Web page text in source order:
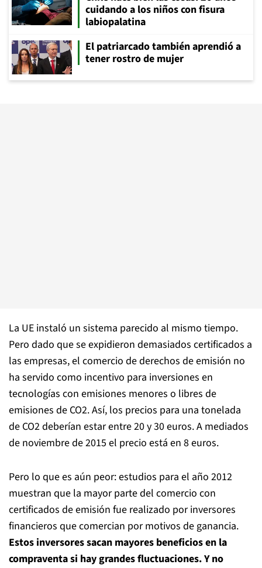
cuidando a los niños con fisura
labiopalatina
El patriarcado también aprendió a
tener rostro de mujer
La UE instaló un sistema parecido al mismo tiempo.
Pero dado que se expidieron demasiados certificados a
las empresas, el comercio de derechos de emisión no
ha servido como incentivo para inversiones en
tecnologías con emisiones menores o libres de
emisiones de CO2. Así, los precios para una tonelada
de CO2 deberían estar entre 20 y 30 euros. A mediados
de noviembre de 2015 el precio está en 8 euros.
Pero lo que es aún peor: estudios para el año 2012
muestran que la mayor parte del comercio con
certificados de emisión fue realizado por inversores
financieros que comercian por motivos de ganancia.
Estos inversores sacan mayores beneficios en la
compraventa si hay grandes fluctuaciones. Y no